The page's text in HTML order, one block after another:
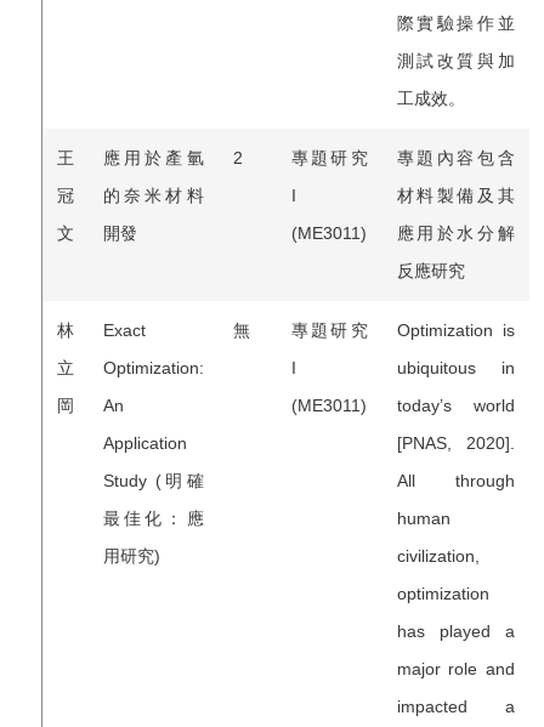
際實驗操作並
測試改質與加
工成效。
王
冠
文
應用於產氫
的奈米材料
開發
2
專題研究
I
(ME3011)
專題內容包含
材料製備及其
應用於水分解
反應研究
林
立
岡
Exact
Optimization:
An
Application
Study (明確
最佳化：應
用研究)
無
專題研究
I
(ME3011)
Optimization is
ubiquitous in
today’s world
[PNAS, 2020].
All through
human
civilization,
optimization
has played a
major role and
impacted a